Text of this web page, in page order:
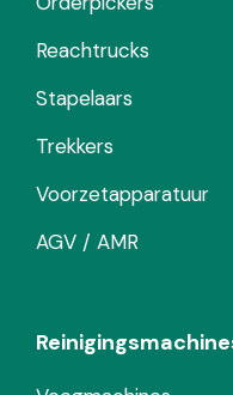
Reachtrucks
Stapelaars
Trekkers
Voorzetapparatuur
AGV / AMR